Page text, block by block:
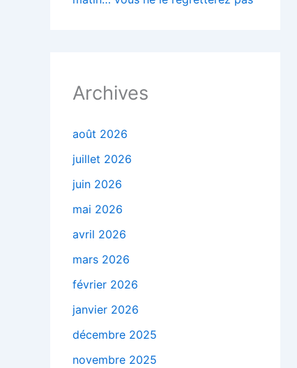
Archives
août 2026
juillet 2026
juin 2026
mai 2026
avril 2026
mars 2026
février 2026
janvier 2026
décembre 2025
novembre 2025